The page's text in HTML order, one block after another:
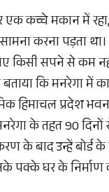
एक कच्चे मकान में
करना पड़ता था।
सपने से कम
कि मनरेगा में
हिमाचल प्रदेश
के तहत 90
के बाद उन्हें बोर्ड
घर के निर्माण